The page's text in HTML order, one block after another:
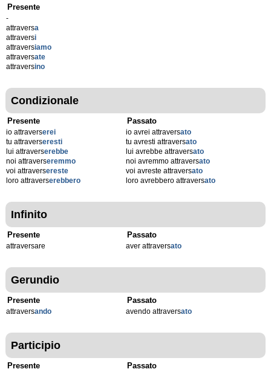
Presente
-
attraversa
attraversi
attraversiamo
attraversate
attraversino
Condizionale
Presente
io attraverserei
tu attraverseresti
lui attraverserebbe
noi attraverseremmo
voi attraversereste
loro attraverserebbero
Passato
io avrei attraversato
tu avresti attraversato
lui avrebbe attraversato
noi avremmo attraversato
voi avreste attraversato
loro avrebbero attraversato
Infinito
Presente
attraversare
Passato
aver attraversato
Gerundio
Presente
attraversando
Passato
avendo attraversato
Participio
Presente Passato